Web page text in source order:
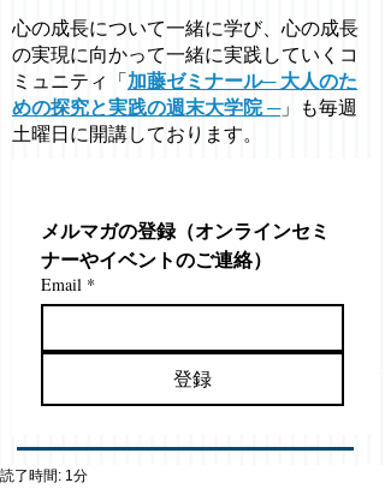
心の成長について一緒に学び、心の成長
の実現に向かって一緒に実践していくコ
ミュニティ「 加藤ゼミナール─ 大人のた
めの探究と実践の週末大学院 ─」も毎週
土曜日に開講しております。
メルマガの登録（オンラインセミ
ナーやイベントのご連絡）
Email *
登録
読了時間: 1分